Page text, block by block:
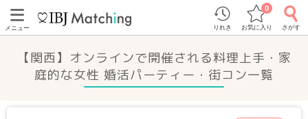
メニュー りれき お気に入り
0
さがす
【関西】オンラインで開催される料理上手・家
庭的な女性 婚活パーティー・街コン一覧